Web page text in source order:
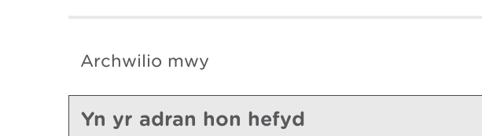
Archwilio mwy
Yn yr adran hon hefyd